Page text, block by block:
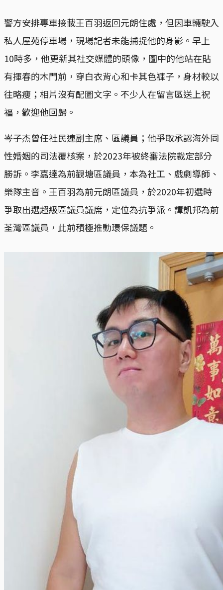
警方安排專車接載王百羽返回元朗住處，但因車輛駛入
私人屋苑停車場，現場記者未能捕捉他的身影。早上
10時多，他更新其社交媒體的頭像，圖中的他站在貼
有揮春的木門前，穿白衣背心和卡其色褲子，身材較以
往略瘦；相片沒有配圖文字。不少人在留言區送上祝
福，歡迎他回歸。
岑子杰曾任社民連副主席、區議員；他爭取承認海外同
性婚姻的司法覆核案，於2023年被終審法院裁定部分
勝訴。李嘉達為前觀塘區議員，本為社工、戲劇導師、
樂隊主音。王百羽為前元朗區議員，於2020年初選時
爭取出選超級區議員議席，定位為抗爭派。譚凱邦為前
荃灣區議員，此前積極推動環保議題。